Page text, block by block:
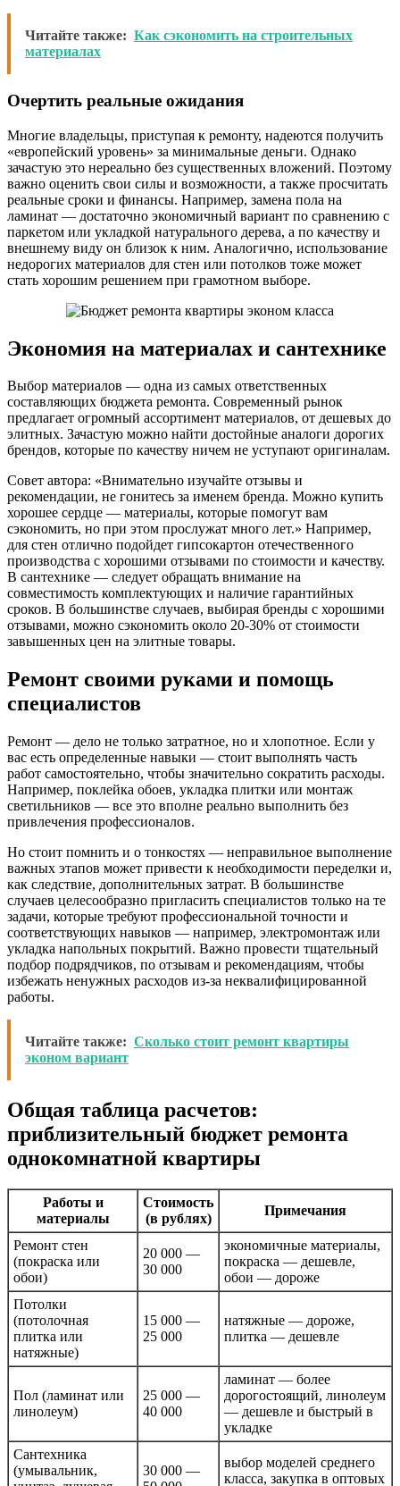
Читайте также: Как сэкономить на строительных
материалах
Очертить реальные ожидания
Многие владельцы, приступая к ремонту, надеются получить
«европейский уровень» за минимальные деньги. Однако
зачастую это нереально без существенных вложений. Поэтому
важно оценить свои силы и возможности, а также просчитать
реальные сроки и финансы. Например, замена пола на
ламинат — достаточно экономичный вариант по сравнению с
паркетом или укладкой натурального дерева, а по качеству и
внешнему виду он близок к ним. Аналогично, использование
недорогих материалов для стен или потолков тоже может
стать хорошим решением при грамотном выборе.
Экономия на материалах и сантехнике
Выбор материалов — одна из самых ответственных
составляющих бюджета ремонта. Современный рынок
предлагает огромный ассортимент материалов, от дешевых до
элитных. Зачастую можно найти достойные аналоги дорогих
брендов, которые по качеству ничем не уступают оригиналам.
Совет автора: «Внимательно изучайте отзывы и
рекомендации, не гонитесь за именем бренда. Можно купить
хорошее сердце — материалы, которые помогут вам
сэкономить, но при этом прослужат много лет.» Например,
для стен отлично подойдет гипсокартон отечественного
производства с хорошими отзывами по стоимости и качеству.
В сантехнике — следует обращать внимание на
совместимость комплектующих и наличие гарантийных
сроков. В большинстве случаев, выбирая бренды с хорошими
отзывами, можно сэкономить около 20-30% от стоимости
завышенных цен на элитные товары.
Ремонт своими руками и помощь
специалистов
Ремонт — дело не только затратное, но и хлопотное. Если у
вас есть определенные навыки — стоит выполнять часть
работ самостоятельно, чтобы значительно сократить расходы.
Например, поклейка обоев, укладка плитки или монтаж
светильников — все это вполне реально выполнить без
привлечения профессионалов.
Но стоит помнить и о тонкостях — неправильное выполнение
важных этапов может привести к необходимости переделки и,
как следствие, дополнительных затрат. В большинстве
случаев целесообразно пригласить специалистов только на те
задачи, которые требуют профессиональной точности и
соответствующих навыков — например, электромонтаж или
укладка напольных покрытий. Важно провести тщательный
подбор подрядчиков, по отзывам и рекомендациям, чтобы
избежать ненужных расходов из-за неквалифицированной
работы.
Читайте также: Сколько стоит ремонт квартиры
эконом вариант
Общая таблица расчетов:
приблизительный бюджет ремонта
однокомнатной квартиры
Работы и
материалы
Стоимость
(в рублях)
Примечания
Ремонт стен
(покраска или
обои)
20 000 —
30 000
экономичные материалы,
покраска — дешевле,
обои — дороже
Потолки
(потолочная
плитка или
натяжные)
15 000 —
25 000
натяжные — дороже,
плитка — дешевле
Пол (ламинат или
линолеум)
25 000 —
40 000
ламинат — более
дорогостоящий, линолеум
— дешевле и быстрый в
укладке
Сантехника
(умывальник,
30 000 —
выбор моделей среднего
класса, закупка в оптовых